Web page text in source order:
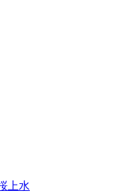
上水